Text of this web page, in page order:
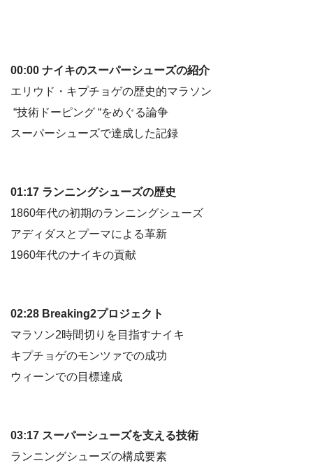
00:00 ナイキのスーパーシューズの紹介
エリウド・キプチョゲの歴史的マラソン
“技術ドーピング “をめぐる論争
スーパーシューズで達成した記録
01:17 ランニングシューズの歴史
1860年代の初期のランニングシューズ
アディダスとプーマによる革新
1960年代のナイキの貢献
02:28 Breaking2プロジェクト
マラソン2時間切りを目指すナイキ
キプチョゲのモンツァでの成功
ウィーンでの目標達成
03:17 スーパーシューズを支える技術
ランニングシューズの構成要素